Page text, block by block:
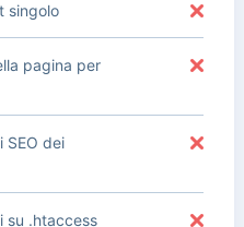
singolo
pagina per
SEO dei
su .htaccess